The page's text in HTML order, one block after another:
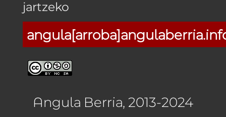
jartzeko
Angula Berria, 2013-2024